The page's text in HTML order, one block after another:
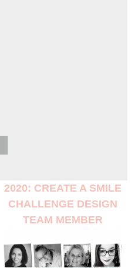
2020: CREATE A SMILE
CHALLENGE DESIGN
TEAM MEMBER